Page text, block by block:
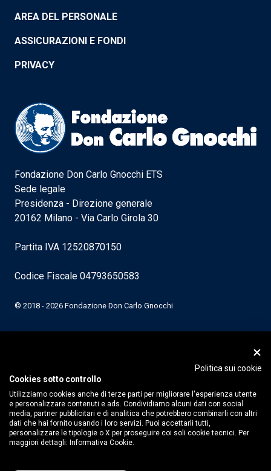
AREA DEL PERSONALE
ASSICURAZIONI E FONDI
PRIVACY
Fondazione Don Carlo Gnocchi ETS
Sede legale
Presidenza - Direzione generale
20162 Milano - Via Carlo Girola 30
Partita IVA 12520870150
Codice Fiscale 04793650583
© 2018 - 2026 Fondazione Don Carlo Gnocchi
Politica sui cookie
Cookies sotto controllo
Utilizziamo cookies anche di terze parti per migliorare l'esperienza utente
e personalizzare contenuti e ads. Condividiamo alcuni dati con social
media, partner pubblicitari e di analitica che potrebbero combinarli con altri
dati che hai fornito usando i loro servizi. Puoi accettarli tutti,
personalizzare le tipologie o X per proseguire coi soli cookie tecnici. Per
maggiori dettagli: Informativa Cookie.